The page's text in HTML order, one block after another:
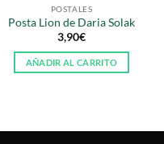
POSTALES
Posta Lion de Daria Solak
3,90€
AÑADIR AL CARRITO